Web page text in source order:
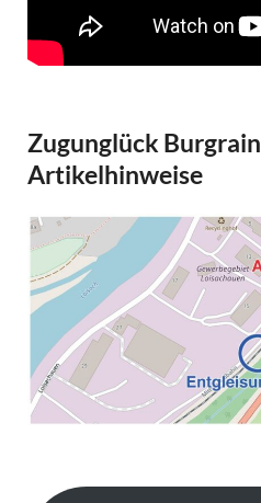
Zugunglück Burgrain
Artikelhinweise